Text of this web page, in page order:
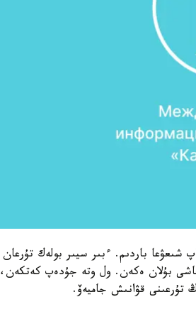
شىعۋعا باردىم. ءبىر سيىر بولەك تۇرعان
بۇلان ەكەن. ول وتە جۇدەپ كەتكەن،
تۇرعىنى قۋانىش جاميەۆ.